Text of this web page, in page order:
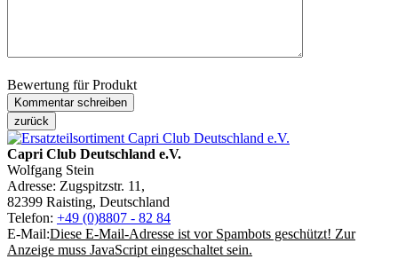
Bewertung für Produkt
Capri Club Deutschland e.V.
Wolfgang Stein
Adresse: Zugspitzstr. 11,
82399 Raisting, Deutschland
Telefon: +49 (0)8807 - 82 84
E-Mail:Diese E-Mail-Adresse ist vor Spambots geschützt! Zur
Anzeige muss JavaScript eingeschaltet sein.